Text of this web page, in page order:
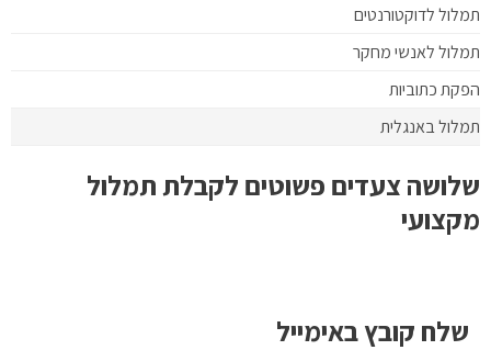
תמלול לדוקטורנטים
תמלול לאנשי מחקר
הפקת כתוביות
תמלול באנגלית
שלושה צעדים פשוטים לקבלת תמלול
מקצועי
שלח קובץ באימייל